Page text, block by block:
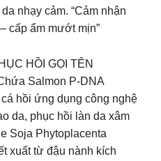
nhạy cảm. “Cảm nhận
cấp ẩm mướt mịn”
HỒI GỌI TÊN
Salmon P-DNA
hồi ứng dụng công nghệ
da, phục hồi làn da xâm
Soja Phytoplacenta
xuất từ đậu nành kích